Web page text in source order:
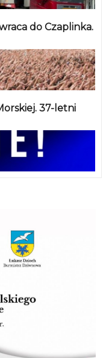
do Czaplinka.
37-letni